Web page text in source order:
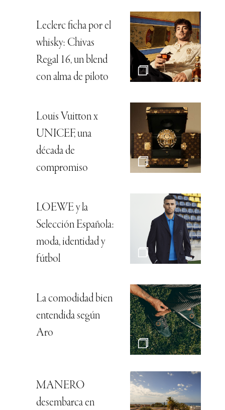
Leclerc ficha por el
whisky: Chivas
Regal 16, un blend
con alma de piloto
Louis Vuitton x
UNICEF, una
década de
compromiso
LOEWE y la
Selección Española:
moda, identidad y
fútbol
La comodidad bien
entendida según
Aro
MANERO
desembarca en